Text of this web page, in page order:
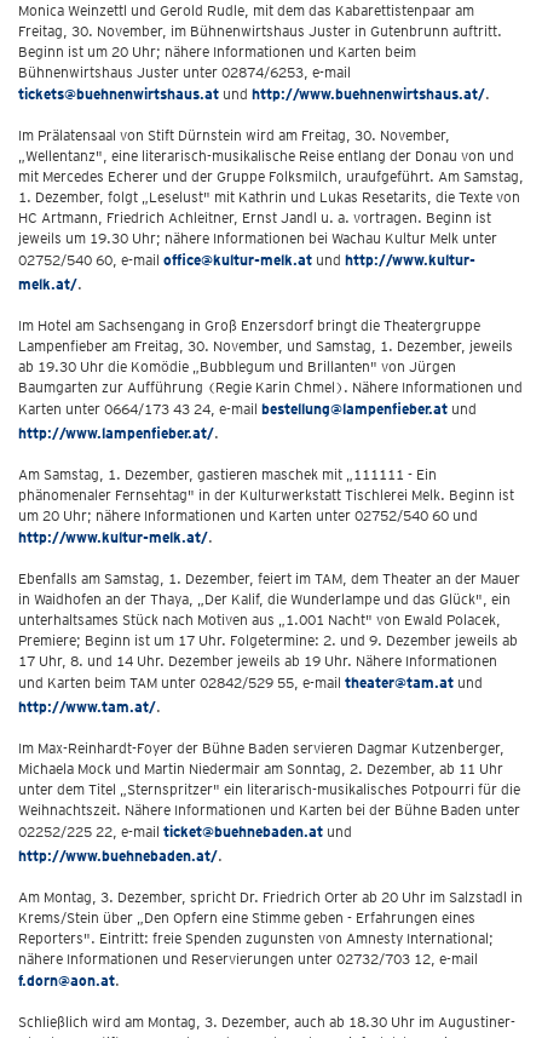
Monica Weinzettl und Gerold Rudle, mit dem das Kabarettistenpaar am
Freitag, 30. November, im Bühnenwirtshaus Juster in Gutenbrunn auftritt.
Beginn ist um 20 Uhr; nähere Informationen und Karten beim
Bühnenwirtshaus Juster unter 02874/6253, e-mail
tickets@buehnenwirtshaus.at und http://www.buehnenwirtshaus.at/.
Im Prälatensaal von Stift Dürnstein wird am Freitag, 30. November,
„Wellentanz", eine literarisch-musikalische Reise entlang der Donau von und
mit Mercedes Echerer und der Gruppe Folksmilch, uraufgeführt. Am Samstag,
1. Dezember, folgt „Leselust" mit Kathrin und Lukas Resetarits, die Texte von
HC Artmann, Friedrich Achleitner, Ernst Jandl u. a. vortragen. Beginn ist
jeweils um 19.30 Uhr; nähere Informationen bei Wachau Kultur Melk unter
02752/540 60, e-mail office@kultur-melk.at und http://www.kultur-
melk.at/.
Im Hotel am Sachsengang in Groß Enzersdorf bringt die Theatergruppe
Lampenfieber am Freitag, 30. November, und Samstag, 1. Dezember, jeweils
ab 19.30 Uhr die Komödie „Bubblegum und Brillanten" von Jürgen
Baumgarten zur Aufführung (Regie Karin Chmel). Nähere Informationen und
Karten unter 0664/173 43 24, e-mail bestellung@lampenfieber.at und
http://www.lampenfieber.at/.
Am Samstag, 1. Dezember, gastieren maschek mit „111111 - Ein
phänomenaler Fernsehtag" in der Kulturwerkstatt Tischlerei Melk. Beginn ist
um 20 Uhr; nähere Informationen und Karten unter 02752/540 60 und
http://www.kultur-melk.at/.
Ebenfalls am Samstag, 1. Dezember, feiert im TAM, dem Theater an der Mauer
in Waidhofen an der Thaya, „Der Kalif, die Wunderlampe und das Glück", ein
unterhaltsames Stück nach Motiven aus „1.001 Nacht" von Ewald Polacek,
Premiere; Beginn ist um 17 Uhr. Folgetermine: 2. und 9. Dezember jeweils ab
17 Uhr, 8. und 14 Uhr. Dezember jeweils ab 19 Uhr. Nähere Informationen
und Karten beim TAM unter 02842/529 55, e-mail theater@tam.at und
http://www.tam.at/.
Im Max-Reinhardt-Foyer der Bühne Baden servieren Dagmar Kutzenberger,
Michaela Mock und Martin Niedermair am Sonntag, 2. Dezember, ab 11 Uhr
unter dem Titel „Sternspritzer" ein literarisch-musikalisches Potpourri für die
Weihnachtszeit. Nähere Informationen und Karten bei der Bühne Baden unter
02252/225 22, e-mail ticket@buehnebaden.at und
http://www.buehnebaden.at/.
Am Montag, 3. Dezember, spricht Dr. Friedrich Orter ab 20 Uhr im Salzstadl in
Krems/Stein über „Den Opfern eine Stimme geben - Erfahrungen eines
Reporters". Eintritt: freie Spenden zugunsten von Amnesty International;
nähere Informationen und Reservierungen unter 02732/703 12, e-mail
f.dorn@aon.at.
Schließlich wird am Montag, 3. Dezember, auch ab 18.30 Uhr im Augustiner-